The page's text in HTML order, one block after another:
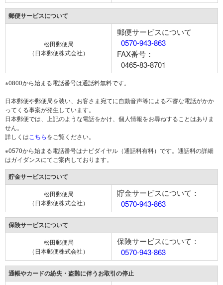
郵便サービスについて
松田郵便局
（日本郵便株式会社）
郵便サービスについて
0570-943-863
FAX番号：
0465-83-8701
※0800から始まる電話番号は通話料無料です。
日本郵便や郵便局を装い、お客さま宛てに自動音声等による不審な電話がかか
ってくる事案が発生しています。
日本郵便では、上記のような電話をかけ、個人情報をお尋ねすることはありま
せん。
詳しくは こちらをご覧ください。
※0570から始まる電話番号はナビダイヤル（通話料有料）です。通話料の詳細
はガイダンスにてご案内しております。
貯金サービスについて
松田郵便局
（日本郵便株式会社）
貯金サービスについて：
0570-943-863
保険サービスについて
松田郵便局
（日本郵便株式会社）
保険サービスについて：
0570-943-863
通帳やカードの紛失・盗難に伴うお取引の停止